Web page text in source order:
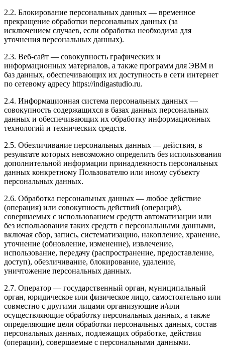
2.2. Блокирование персональных данных — временное
прекращение обработки персональных данных (за
исключением случаев, если обработка необходима для
уточнения персональных данных).
2.3. Веб-сайт — совокупность графических и
информационных материалов, а также программ для ЭВМ и
баз данных, обеспечивающих их доступность в сети интернет
по сетевому адресу https://indigastudio.ru.
2.4. Информационная система персональных данных —
совокупность содержащихся в базах данных персональных
данных и обеспечивающих их обработку информационных
технологий и технических средств.
2.5. Обезличивание персональных данных — действия, в
результате которых невозможно определить без использования
дополнительной информации принадлежность персональных
данных конкретному Пользователю или иному субъекту
персональных данных.
2.6. Обработка персональных данных — любое действие
(операция) или совокупность действий (операций),
совершаемых с использованием средств автоматизации или
без использования таких средств с персональными данными,
включая сбор, запись, систематизацию, накопление, хранение,
уточнение (обновление, изменение), извлечение,
использование, передачу (распространение, предоставление,
доступ), обезличивание, блокирование, удаление,
уничтожение персональных данных.
2.7. Оператор — государственный орган, муниципальный
орган, юридическое или физическое лицо, самостоятельно или
совместно с другими лицами организующие и/или
осуществляющие обработку персональных данных, а также
определяющие цели обработки персональных данных, состав
персональных данных, подлежащих обработке, действия
(операции), совершаемые с персональными данными.